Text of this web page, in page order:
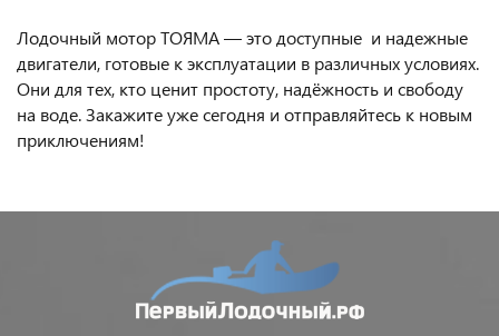
Лодочный мотор ТОЯМА — это доступные и надежные
двигатели, готовые к эксплуатации в различных условиях.
Они для тех, кто ценит простоту, надёжность и свободу
на воде. Закажите уже сегодня и отправляйтесь к новым
приключениям!